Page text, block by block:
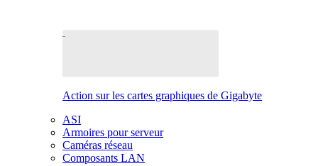
Action sur les cartes graphiques de Gigabyte
ASI
Armoires pour serveur
Caméras réseau
Composants LAN